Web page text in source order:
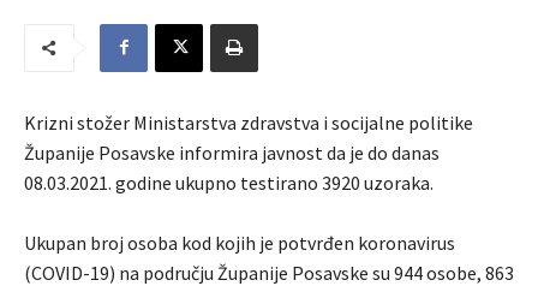
Krizni stožer Ministarstva zdravstva i socijalne politike
Županije Posavske informira javnost da je do danas
08.03.2021. godine ukupno testirano 3920 uzoraka.
Ukupan broj osoba kod kojih je potvrđen koronavirus
(COVID-19) na području Županije Posavske su 944 osobe, 863